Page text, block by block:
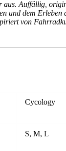
aus. Auffällig,
und dem Erleben
von
Cycology
S, M, L